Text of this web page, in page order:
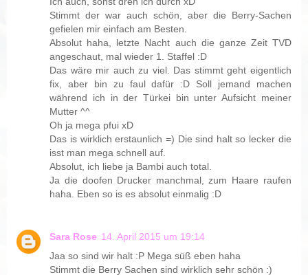
Stimmt der war auch schön, aber die Berry-Sachen
gefielen mir einfach am Besten.
Absolut haha, letzte Nacht auch die ganze Zeit TVD
angeschaut, mal wieder 1. Staffel :D
Das wäre mir auch zu viel. Das stimmt geht eigentlich
fix, aber bin zu faul dafür :D Soll jemand machen
während ich in der Türkei bin unter Aufsicht meiner
Mutter ^^
Oh ja mega pfui xD
Das is wirklich erstaunlich =) Die sind halt so lecker die
isst man mega schnell auf.
Absolut, ich liebe ja Bambi auch total.
Ja die doofen Drucker manchmal, zum Haare raufen
haha. Eben so is es absolut einmalig :D
Sara Rose 14. April 2015 um 19:14
Jaa so sind wir halt :P Mega süß eben haha
Stimmt die Berry Sachen sind wirklich sehr schön :)